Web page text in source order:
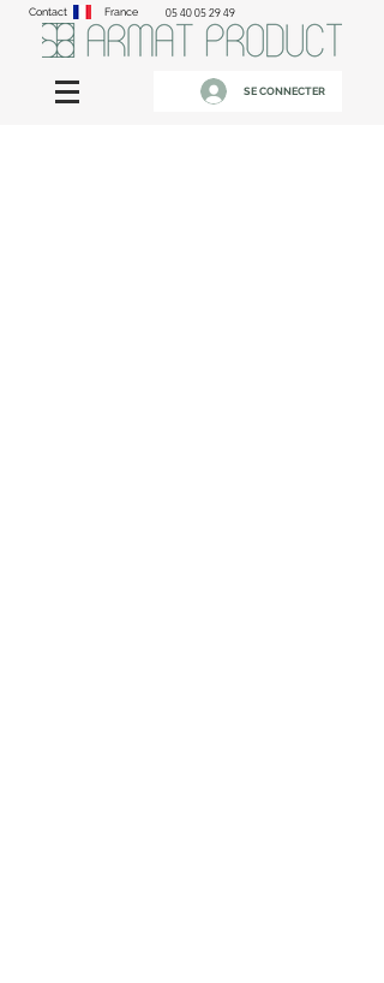
Contact France 05 40 05 29 49
SE CONNECTER